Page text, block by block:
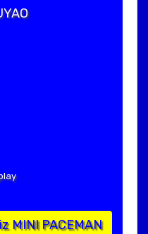
MINI PACEMAN